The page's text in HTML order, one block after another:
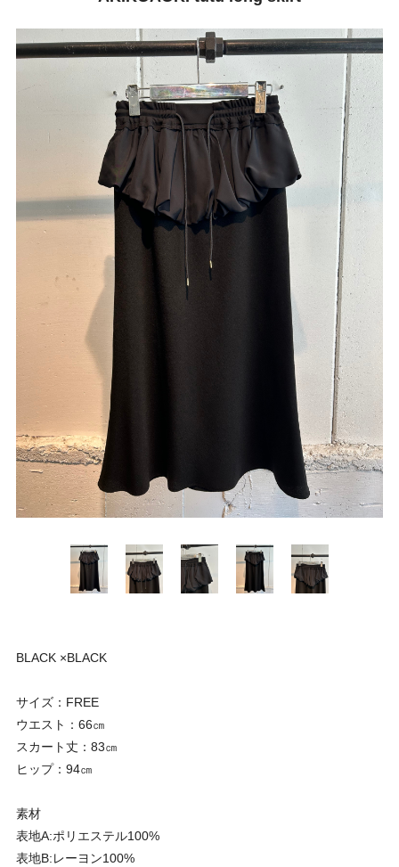
BLACK ×BLACK
サイズ：FREE
ウエスト：66㎝
スカート丈：83㎝
ヒップ：94㎝
素材
表地A:ポリエステル100%
表地B:レーヨン100%